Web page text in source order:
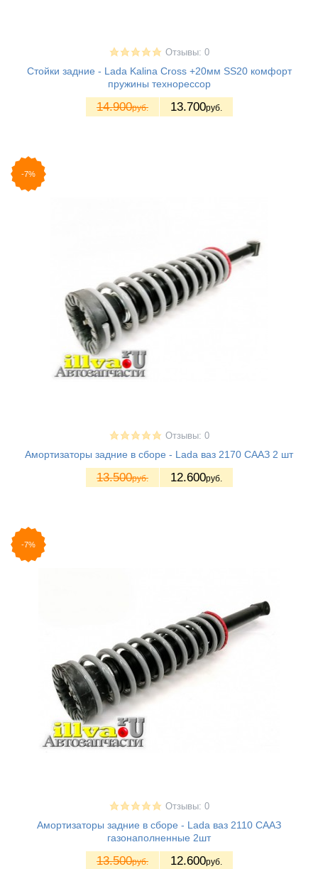
Отзывы: 0
Стойки задние - Lada Kalina Cross +20мм SS20 комфорт
пружины технорессор
14.900руб. 13.700руб.
-7%
Отзывы: 0
Амортизаторы задние в сборе - Lada ваз 2170 СААЗ 2 шт
13.500руб. 12.600руб.
-7%
Отзывы: 0
Амортизаторы задние в сборе - Lada ваз 2110 СААЗ
газонаполненные 2шт
13.500руб. 12.600руб.